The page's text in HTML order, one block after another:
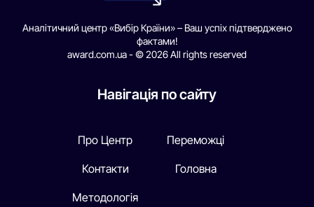
Аналітичний центр «Вибір Країни» – Ваш успіх підтверджено
фактами!
award.com.ua - © 2026 All rights reserved
Навігація по сайту
Про Центр
Контакти
Методологія
Переможці
Головна